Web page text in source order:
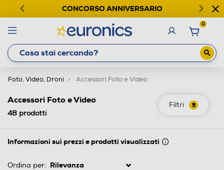
CONCORSO ANNIVERSARIO
0
Foto, Video, Droni Accessori Foto e Video
Filtri 5
Accessori Foto e Video
48 prodotti
Informazioni sui prezzi e prodotti visualizzati
Ordina per: